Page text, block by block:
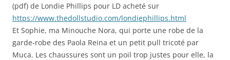
(pdf) de Londie Phillips pour LD acheté sur
https://www.thedollstudio.com/londiephillips.html
Et Sophie, ma Minouche Nora, qui porte une robe de la
garde-robe des Paola Reina et un petit pull tricoté par
Muca. Les chaussures sont un poil trop justes pour elle, la